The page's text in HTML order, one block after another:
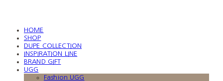
HOME
SHOP
DUPE COLLECTION
INSPIRATION LINE
BRAND GIFT
UGG
Fashion UGG